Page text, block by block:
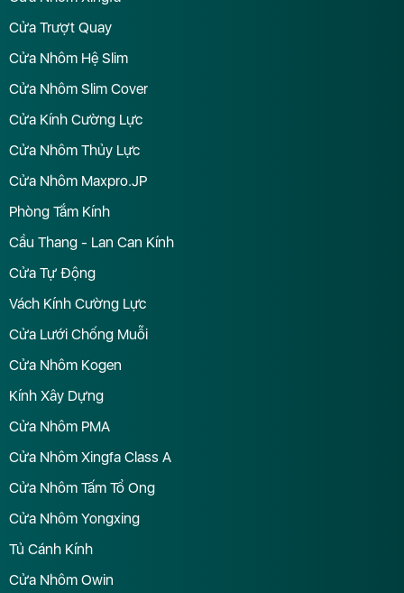
Cửa Trượt Quay
Cửa Nhôm Hệ Slim
Cửa Nhôm Slim Cover
Cửa Kính Cường Lực
Cửa Nhôm Thủy Lực
Cửa Nhôm Maxpro.JP
Phòng Tắm Kính
Cầu Thang - Lan Can Kính
Cửa Tự Động
Vách Kính Cường Lực
Cửa Lưới Chống Muỗi
Cửa Nhôm Kogen
Kính Xây Dựng
Cửa Nhôm PMA
Cửa Nhôm Xingfa Class A
Cửa Nhôm Tấm Tổ Ong
Cửa Nhôm Yongxing
Tủ Cánh Kính
Cửa Nhôm Owin